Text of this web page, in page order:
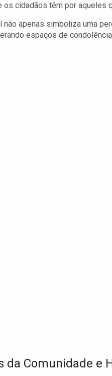
os cidadãos têm por aqueles
não apenas simboliza uma
espaços de
da Comunidade e